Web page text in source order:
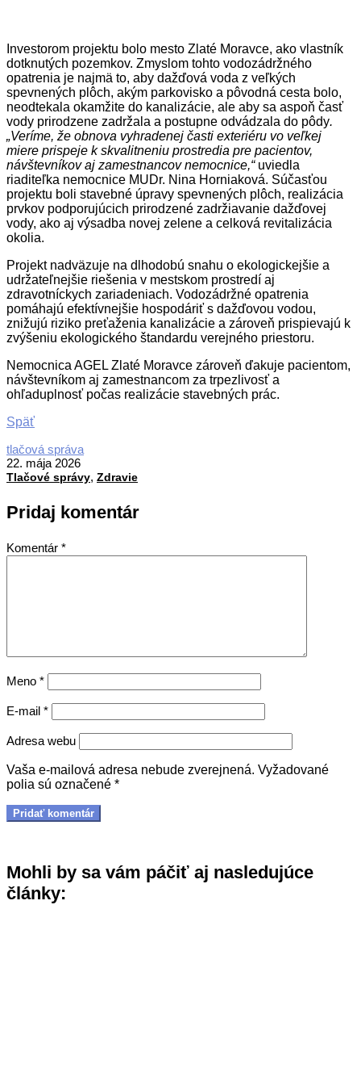
Investorom projektu bolo mesto Zlaté Moravce, ako vlastník
dotknutých pozemkov. Zmyslom tohto vodozádržného
opatrenia je najmä to, aby dažďová voda z veľkých
spevnených plôch, akým parkovisko a pôvodná cesta bolo,
neodtekala okamžite do kanalizácie, ale aby sa aspoň časť
vody prirodzene zadržala a postupne odvádzala do pôdy.
„Veríme, že obnova vyhradenej časti exteriéru vo veľkej
miere prispeje k skvalitneniu prostredia pre pacientov,
návštevníkov aj zamestnancov nemocnice,“ uviedla
riaditeľka nemocnice MUDr. Nina Horniaková. Súčasťou
projektu boli stavebné úpravy spevnených plôch, realizácia
prvkov podporujúcich prirodzené zadržiavanie dažďovej
vody, ako aj výsadba novej zelene a celková revitalizácia
okolia.
Projekt nadväzuje na dlhodobú snahu o ekologickejšie a
udržateľnejšie riešenia v mestskom prostredí aj
zdravotníckych zariadeniach. Vodozádržné opatrenia
pomáhajú efektívnejšie hospodáriť s dažďovou vodou,
znižujú riziko preťaženia kanalizácie a zároveň prispievajú k
zvýšeniu ekologického štandardu verejného priestoru.
Nemocnica AGEL Zlaté Moravce zároveň ďakuje pacientom,
návštevníkom aj zamestnancom za trpezlivosť a
ohľaduplnosť počas realizácie stavebných prác.
Späť
2026-
05-
22
tlačová správa
22. mája 2026
Tlačové správy, Zdravie
Pridaj komentár
Komentár *
Meno *
E-mail *
Adresa webu
Vaša e-mailová adresa nebude zverejnená. Vyžadované
polia sú označené *
Mohli by sa vám páčiť aj nasledujúce
články: